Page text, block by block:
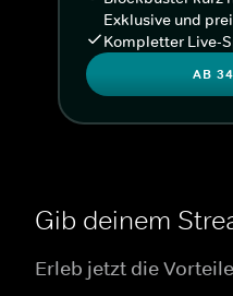
Exklusive und
Kompletter Live-
AB
Gib deinem
Erleb jetzt die